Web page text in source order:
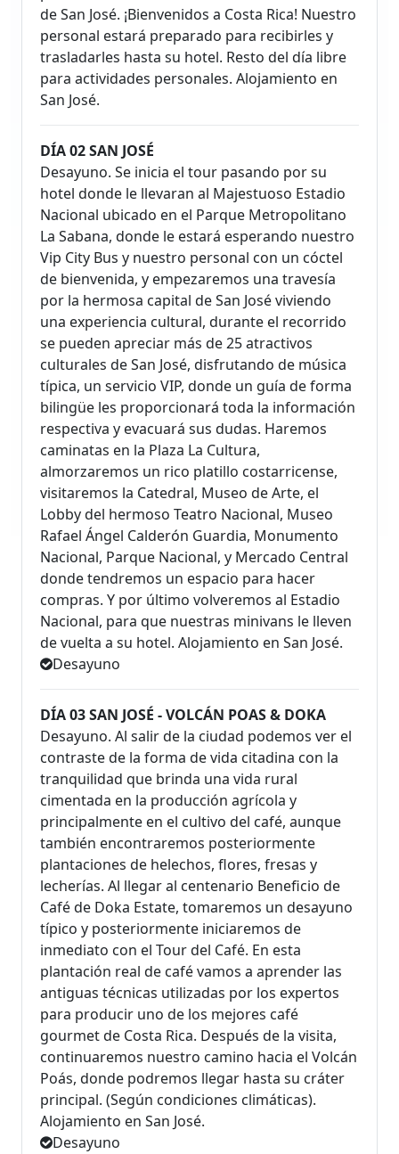
de San José. ¡Bienvenidos a Costa Rica! Nuestro
personal estará preparado para recibirles y
trasladarles hasta su hotel. Resto del día libre
para actividades personales. Alojamiento en
San José.
DÍA 02 SAN JOSÉ
Desayuno. Se inicia el tour pasando por su
hotel donde le llevaran al Majestuoso Estadio
Nacional ubicado en el Parque Metropolitano
La Sabana, donde le estará esperando nuestro
Vip City Bus y nuestro personal con un cóctel
de bienvenida, y empezaremos una travesía
por la hermosa capital de San José viviendo
una experiencia cultural, durante el recorrido
se pueden apreciar más de 25 atractivos
culturales de San José, disfrutando de música
típica, un servicio VIP, donde un guía de forma
bilingüe les proporcionará toda la información
respectiva y evacuará sus dudas. Haremos
caminatas en la Plaza La Cultura,
almorzaremos un rico platillo costarricense,
visitaremos la Catedral, Museo de Arte, el
Lobby del hermoso Teatro Nacional, Museo
Rafael Ángel Calderón Guardia, Monumento
Nacional, Parque Nacional, y Mercado Central
donde tendremos un espacio para hacer
compras. Y por último volveremos al Estadio
Nacional, para que nuestras minivans le lleven
de vuelta a su hotel. Alojamiento en San José.
Desayuno
DÍA 03 SAN JOSÉ - VOLCÁN POAS & DOKA
Desayuno. Al salir de la ciudad podemos ver el
contraste de la forma de vida citadina con la
tranquilidad que brinda una vida rural
cimentada en la producción agrícola y
principalmente en el cultivo del café, aunque
también encontraremos posteriormente
plantaciones de helechos, flores, fresas y
lecherías. Al llegar al centenario Beneficio de
Café de Doka Estate, tomaremos un desayuno
típico y posteriormente iniciaremos de
inmediato con el Tour del Café. En esta
plantación real de café vamos a aprender las
antiguas técnicas utilizadas por los expertos
para producir uno de los mejores café
gourmet de Costa Rica. Después de la visita,
continuaremos nuestro camino hacia el Volcán
Poás, donde podremos llegar hasta su cráter
principal. (Según condiciones climáticas).
Alojamiento en San José.
Desayuno